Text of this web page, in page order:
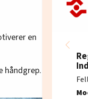
en
håndgrep.